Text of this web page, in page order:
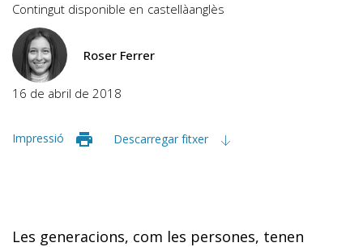
Contingut disponible en castellàanglès
Roser Ferrer
16 de abril de 2018
Impressió Descarregar fitxer
Les generacions, com les persones, tenen